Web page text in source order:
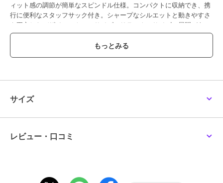
ィット感の調節が簡単なスピンドル仕様。コンパクトに収納でき、携
行に便利なスタッフサック付き。シャープなシルエットと動きやすさ
を両立したデザイン。トールサイズ、リラックスサイズの展開があ
り、体型に合わせたニーズに対応します。エントリーユーザーにも使
いやすい機能を搭載した、幅広いアウトドアシーンで活躍する1着で
す。
性別タイプ
メンズ
サイズ
レビュー・口コミ